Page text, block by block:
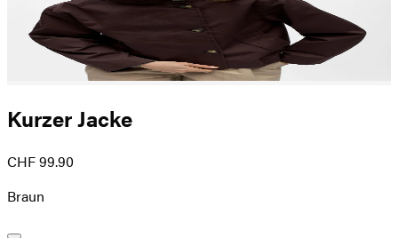
Kurzer Jacke
CHF 99.90
Braun